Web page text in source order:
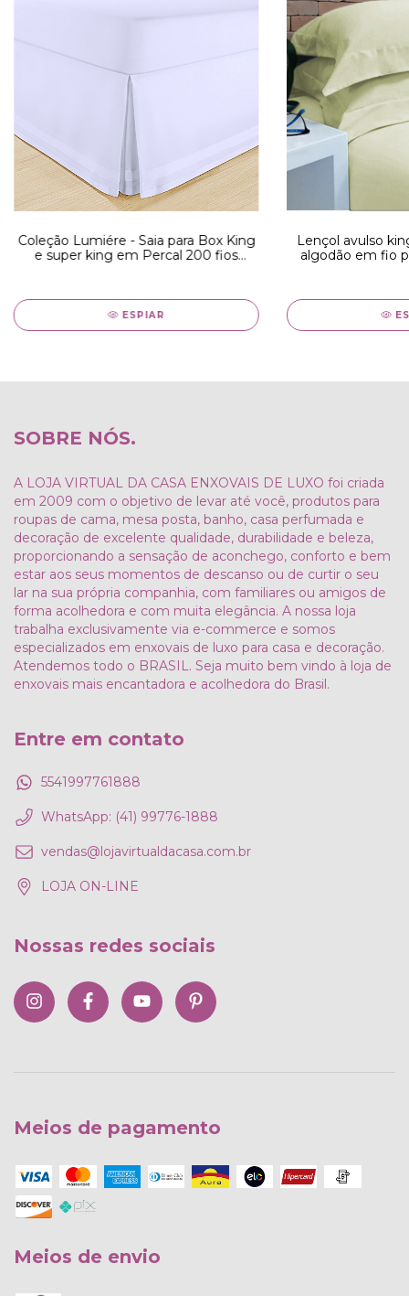
Coleção Lumiére - Saia para Box King
e super king em Percal 200 fios
ESPIAR
Lençol avulso
algodão em fio
SOBRE NÓS.
A LOJA VIRTUAL DA CASA ENXOVAIS DE LUXO foi criada
em 2009 com o objetivo de levar até você, produtos para
roupas de cama, mesa posta, banho, casa perfumada e
decoração de excelente qualidade, durabilidade e beleza,
proporcionando a sensação de aconchego, conforto e bem
estar aos seus momentos de descanso ou de curtir o seu
lar na sua própria companhia, com familiares ou amigos de
forma acolhedora e com muita elegância. A nossa loja
trabalha exclusivamente via e-commerce e somos
especializados em enxovais de luxo para casa e decoração.
Atendemos todo o BRASIL. Seja muito bem vindo à loja de
enxovais mais encantadora e acolhedora do Brasil.
Entre em contato
5541997761888
WhatsApp: (41) 99776-1888
vendas@lojavirtualdacasa.com.br
LOJA ON-LINE
Nossas redes sociais
Meios de pagamento
Meios de envio